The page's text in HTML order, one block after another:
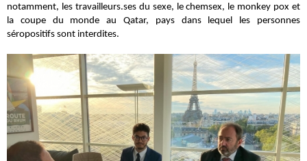
notamment, les travailleurs.ses du sexe, le chemsex, le monkey pox et
la coupe du monde au Qatar, pays dans lequel les personnes
séropositifs sont interdites.